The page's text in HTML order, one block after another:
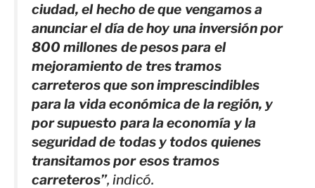
ciudad, el hecho de que vengamos a
anunciar el día de hoy una inversión por
800 millones de pesos para el
mejoramiento de tres tramos
carreteros que son imprescindibles
para la vida económica de la región, y
por supuesto para la economía y la
seguridad de todas y todos quienes
transitamos por esos tramos
carreteros”, indicó.